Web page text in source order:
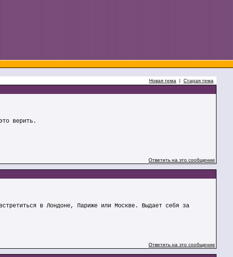
Новая тема | Старая тема
верить.
Ответить на это сообщение
в Лондоне, Париже или Москве. Выдает себя за
Ответить на это сообщение